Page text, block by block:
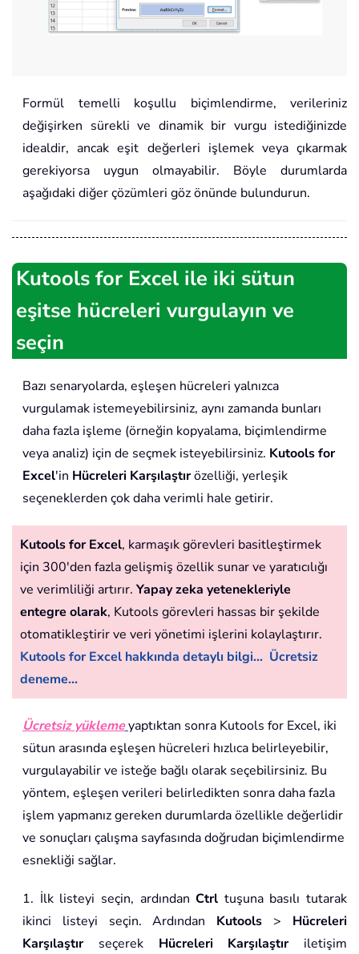
Formül temelli koşullu biçimlendirme, verileriniz
değişirken sürekli ve dinamik bir vurgu istediğinizde
idealdir, ancak eşit değerleri işlemek veya çıkarmak
gerekiyorsa uygun olmayabilir. Böyle durumlarda
aşağıdaki diğer çözümleri göz önünde bulundurun.
Kutools for Excel ile iki sütun
eşitse hücreleri vurgulayın ve
seçin
Bazı senaryolarda, eşleşen hücreleri yalnızca
vurgulamak istemeyebilirsiniz, aynı zamanda bunları
daha fazla işleme (örneğin kopyalama, biçimlendirme
veya analiz) için de seçmek isteyebilirsiniz. Kutools for
Excel'in Hücreleri Karşılaştırözelliği, yerleşik
seçeneklerden çok daha verimli hale getirir.
Kutools for Excel, karmaşık görevleri basitleştirmek
için 300'den fazla gelişmiş özellik sunar ve yaratıcılığı
ve verimliliği artırır. Yapay zeka yetenekleriyle
entegre olarak, Kutools görevleri hassas bir şekilde
otomatikleştirir ve veri yönetimi işlerini kolaylaştırır.
Kutools for Excel hakkında detaylı bilgi... Ücretsiz
deneme...
Ücretsiz yüklemeyaptıktan sonra Kutools for Excel, iki
sütun arasında eşleşen hücreleri hızlıca belirleyebilir,
vurgulayabilir ve isteğe bağlı olarak seçebilirsiniz. Bu
yöntem, eşleşen verileri belirledikten sonra daha fazla
işlem yapmanız gereken durumlarda özellikle değerlidir
ve sonuçları çalışma sayfasında doğrudan biçimlendirme
esnekliği sağlar.
1. İlk listeyi seçin, ardındanCtrl tuşuna basılı tutarak
ikinci listeyi seçin. Ardından Kutools > Hücreleri
Karşılaştırseçerek Hücreleri Karşılaştıriletişim